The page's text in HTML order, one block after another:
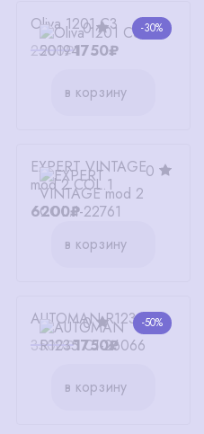
0 -30%
Oliva 1201 C3
2500₽1750₽
в корзину
0
EXPERT VINTAGE
mod 2 COL.1
6200₽
в корзину
0 -50%
AUTOMAN R1235 C1
3500₽1750₽
в корзину